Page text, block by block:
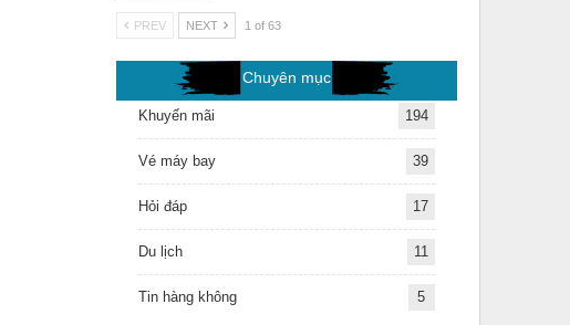
PREV NEXT 1 of 63
Chuyên mục
Khuyến mãi 194
Vé máy bay 39
Hỏi đáp 17
Du lịch 11
Tin hàng không 5